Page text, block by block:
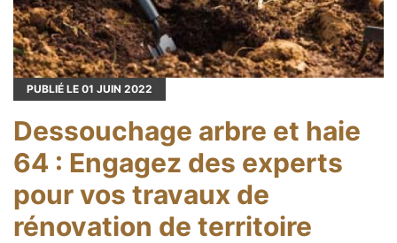
PUBLIÉ LE 01 JUIN 2022
Dessouchage arbre et haie
64 : Engagez des experts
pour vos travaux de
rénovation de territoire